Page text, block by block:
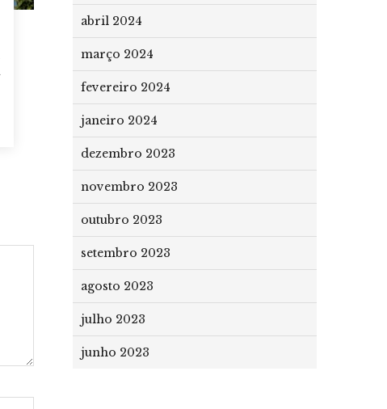
abril 2024
março 2024
fevereiro 2024
janeiro 2024
dezembro 2023
novembro 2023
outubro 2023
setembro 2023
agosto 2023
julho 2023
junho 2023